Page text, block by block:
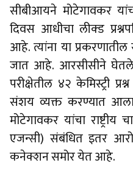
सीबीआयने मोटेगावकर
दिवस आधीचा लीक्ड
आहे. त्यांना या
जात आहे. आरसीसीने
परीक्षेतील ४२ केमिस्ट्री
संशय व्यक्त करण्यात आला
मोटेगावकर यांचा
एजन्सी) संबंधित इतर
कनेक्शन समोर येत आहे.